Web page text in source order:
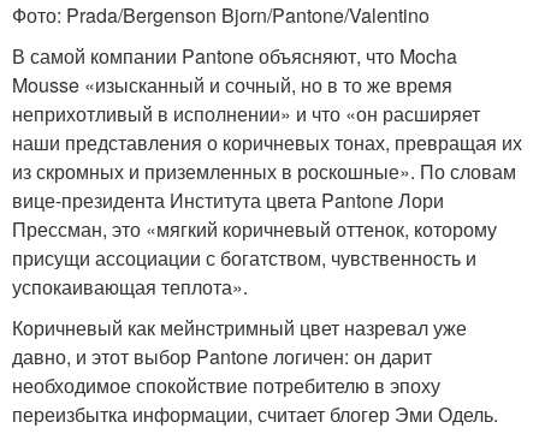
Фото: Prada/Bergenson Bjorn/Pantone/Valentino
В самой компании Pantone объясняют, что Mocha
Mousse «изысканный и сочный, но в то же время
неприхотливый в исполнении» и что «он расширяет
наши представления о коричневых тонах, превращая их
из скромных и приземленных в роскошные». По словам
вице-президента Института цвета Pantone Лори
Прессман, это «мягкий коричневый оттенок, которому
присущи ассоциации с богатством, чувственность и
успокаивающая теплота».
Коричневый как мейнстримный цвет назревал уже
давно, и этот выбор Pantone логичен: он дарит
необходимое спокойствие потребителю в эпоху
переизбытка информации, считает блогер Эми Одель.